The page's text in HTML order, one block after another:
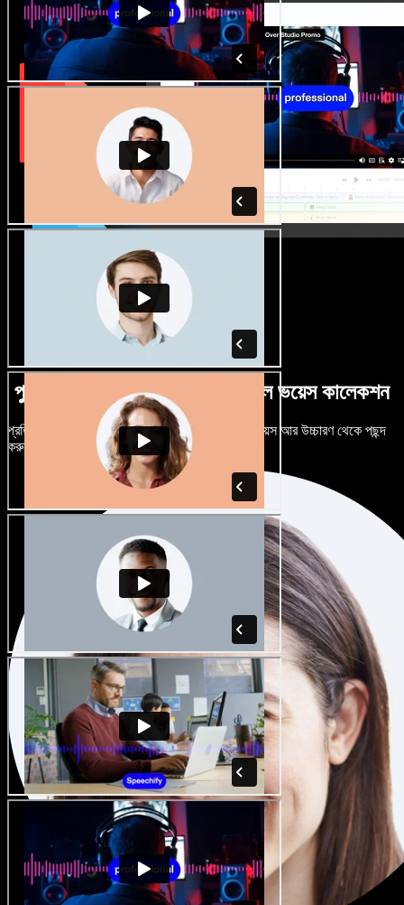
পুরুষ-নারী ভেদে নানান উচ্চারণে বিশাল ভয়েস কালেকশন
প্রতিটি প্রজেক্টকে আলাদা শোনাতে দিন। শত শত AI ভয়েস আর উচ্চারণ থেকে পছন্দ
করুন, নিজের মতো টিউন করুন।